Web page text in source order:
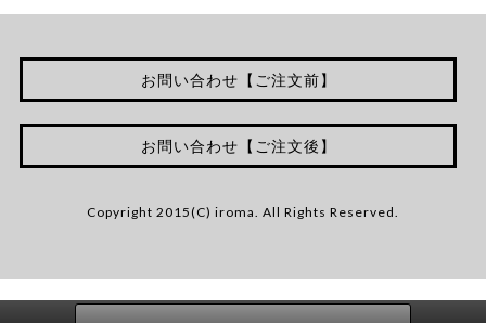
お問い合わせ【ご注文前】
お問い合わせ【ご注文後】
Copyright 2015(C) iroma. All Rights Reserved.